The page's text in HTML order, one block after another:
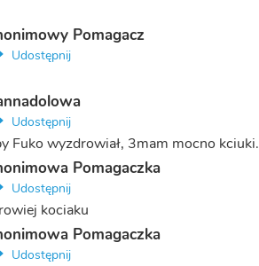
Pomagacz
Udostępnij
Udostępnij
Fuko wyzdrowiał, 3mam mocno kciuki.
Pomagaczka
Udostępnij
kociaku
Pomagaczka
Udostępnij